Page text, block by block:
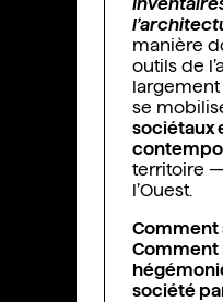
manière
outils de
largement
se
sociétaux
territoire —
l’Ouest.
Comment
Comment
société